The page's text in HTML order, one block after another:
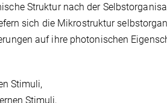
Struktur nach der
sich die Mikrostruktur
auf ihre photonischen
Stimuli,
Stimuli,